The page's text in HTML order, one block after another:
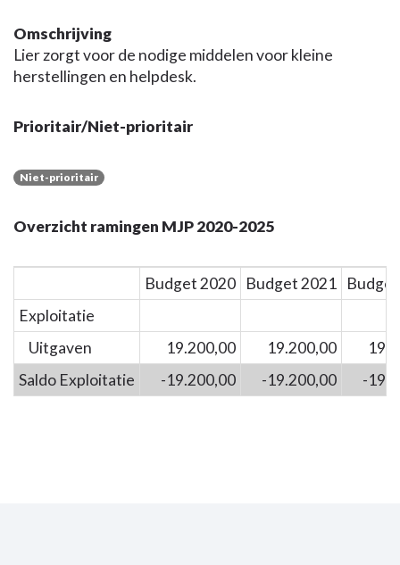
Omschrijving
Lier zorgt voor de nodige middelen voor kleine
herstellingen en helpdesk.
Prioritair/Niet-prioritair
Niet-prioritair
Overzicht ramingen MJP 2020-2025
Budget 2020 Budget 2021
Exploitatie
Uitgaven
19.200,00 19.200,00
Saldo Exploitatie
-19.200,00 -19.200,00 -